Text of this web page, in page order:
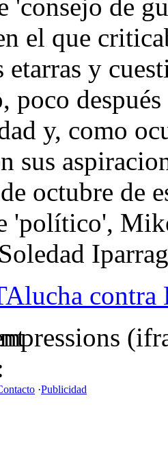
'consejo de
el que
etarras y
poco
y, como
sus
octubre de
'político',
lucha contra
·Publicidad